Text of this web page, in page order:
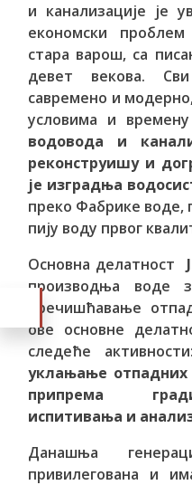
и канализације је
економски
стара варош, са
девет векова.
савремено и
условима и
водовода и
реконструишу и
је изградња
преко Фабрике воде,
пију воду првог
Основна делатност
производња воде
пречишћавање
ове основне
следеће
уклањање
припрема
испитивања и
Данашња
привилегована и